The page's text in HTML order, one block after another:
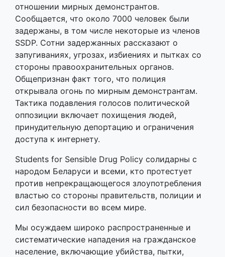
отношении мирных демонстрантов.
Сообщается, что около 7000 человек были
задержаны, в том числе некоторые из членов
SSDP. Сотни задержанных рассказают о
запугиваниях, угрозах, избиениях и пытках со
стороны правоохранительных органов.
Общепризнан факт того, что полиция
открывала огонь по мирным демонстрантам.
Тактика подавления голосов политической
оппозиции включает похищения людей,
принудительную депортацию и ограничения
доступа к интернету.
Students for Sensible Drug Policy солидарны с
народом Беларуси и всеми, кто протестует
против непрекращающегося злоупотребления
властью со стороны правительств, полиции и
сил безопасности во всем мире.
Мы осуждаем широко распространенные и
систематические нападения на гражданское
население, включающие убийства, пытки,